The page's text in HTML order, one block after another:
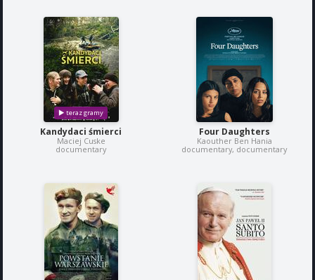
Kandydaci śmierci
Maciej Cuske
documentary
Four Daughters
Kaouther Ben Hania
documentary, documentary